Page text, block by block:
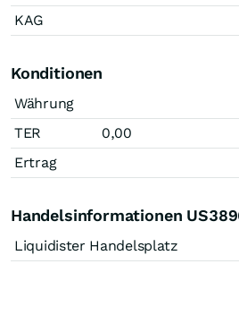
KAG
Konditionen
Währung
TER
0,00
Ertrag
Handelsinformationen
Liquidister Handelsplatz